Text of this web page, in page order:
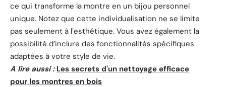
ce qui transforme la montre en un bijou personnel
unique. Notez que cette individualisation ne se limite
pas seulement à l’esthétique. Vous avez également la
possibilité d’inclure des fonctionnalités spécifiques
adaptées à votre style de vie.
A lire aussi : Les secrets d'un nettoyage efficace
pour les montres en bois